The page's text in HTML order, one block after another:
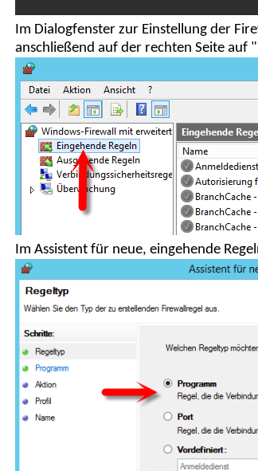
Im Dialogfenster zur Einstellung der
anschließend auf der rechten Seite auf
Im Assistent für neue, eingehende